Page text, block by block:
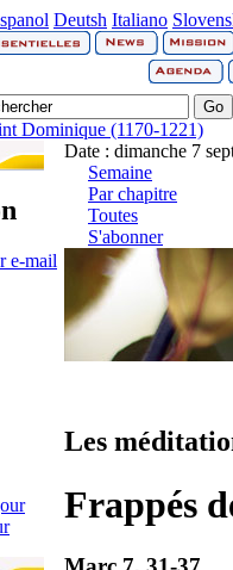
Deutsh Italiano
Dominique (1170-1221)
e-mail
Date : dimanche 7
Semaine
Par chapitre
Toutes
S'abonner
Les
Frappés